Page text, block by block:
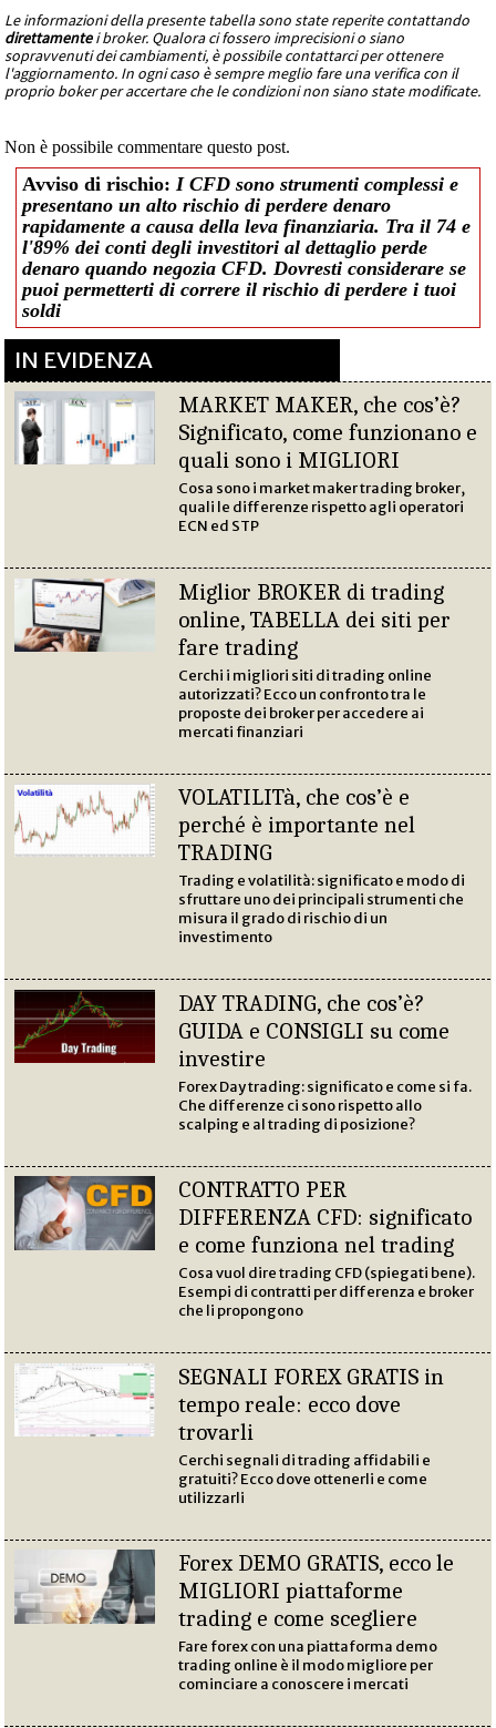
Le informazioni della presente tabella sono state reperite contattando
direttamentei broker. Qualora ci fossero imprecisioni o siano
sopravvenuti dei cambiamenti, è possibile contattarci per ottenere
l'aggiornamento. In ogni caso è sempre meglio fare una verifica con il
proprio boker per accertare che le condizioni non siano state modificate.
Non è possibile commentare questo post.
Avviso di rischio: I CFD sono strumenti complessi e
presentano un alto rischio di perdere denaro
rapidamente a causa della leva finanziaria. Tra il 74 e
l'89% dei conti degli investitori al dettaglio perde
denaro quando negozia CFD. Dovresti considerare se
puoi permetterti di correre il rischio di perdere i tuoi
soldi
IN EVIDENZA
MARKET MAKER, che cos’è?
Significato, come funzionano e
quali sono i MIGLIORI
Cosa sono i market maker trading broker,
quali le differenze rispetto agli operatori
ECN ed STP
Miglior BROKER di trading
online, TABELLA dei siti per
fare trading
Cerchi i migliori siti di trading online
autorizzati? Ecco un confronto tra le
proposte dei broker per accedere ai
mercati finanziari
VOLATILITà, che cos’è e
perché è importante nel
TRADING
Trading e volatilità: significato e modo di
sfruttare uno dei principali strumenti che
misura il grado di rischio di un
investimento
DAY TRADING, che cos’è?
GUIDA e CONSIGLI su come
investire
Forex Day trading: significato e come si fa.
Che differenze ci sono rispetto allo
scalping e al trading di posizione?
CONTRATTO PER
DIFFERENZA CFD: significato
e come funziona nel trading
Cosa vuol dire trading CFD (spiegati bene).
Esempi di contratti per differenza e broker
che li propongono
SEGNALI FOREX GRATIS in
tempo reale: ecco dove
trovarli
Cerchi segnali di trading affidabili e
gratuiti? Ecco dove ottenerli e come
utilizzarli
Forex DEMO GRATIS, ecco le
MIGLIORI piattaforme
trading e come scegliere
Fare forex con una piattaforma demo
trading online è il modo migliore per
cominciare a conoscere i mercati